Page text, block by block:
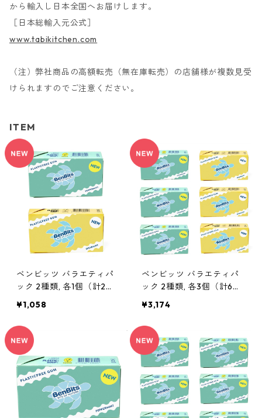
から輸入し日本全国へお届けします。
［日本総輸入元公式］
www.tabikitchen.com
（注）弊社商品の高額転売（無在庫転売）の店舗様が複数見受
けられますのでご注意ください。
ITEM
ベンビッツ バラエティパ
ック 2種類, 各1個（計2
ックフリー＆プラントベー
¥1,058
ベンビッツ バラエティパ
ック 2種類, 各3個（計6
ックフリー＆プラントベー
¥3,174